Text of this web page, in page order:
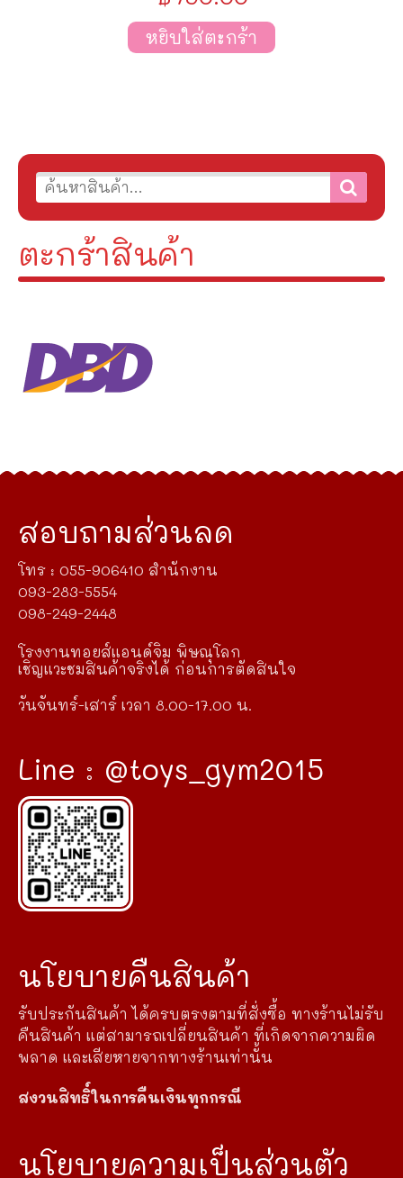
ตะกร้าสินค้า
หยิบใส่ตะกร้า
สอบถามส่วนลด
โทร : 055-906410 สำนักงาน
093-283-5554
098-249-2448
โรงงานทอยส์แอนด์จิม พิษณุโลก
เชิญแวะชมสินค้าจริงได้ ก่อนการตัดสินใจ
วันจันทร์-เสาร์ เวลา 8.00-17.00 น.
Line : @toys_gym2015
นโยบายคืนสินค้า
รับประกันสินค้า ได้ครบตรงตามที่สั่งซื้อ ทางร้านไม่รับ
คืนสินค้า แต่สามารถเปลี่ยนสินค้า ที่เกิดจากความผิด
พลาด และเสียหายจากทางร้านเท่านั้น
สงวนสิทธิ์ในการคืนเงินทุกกรณี
นโยบายความเป็นส่วนตัว